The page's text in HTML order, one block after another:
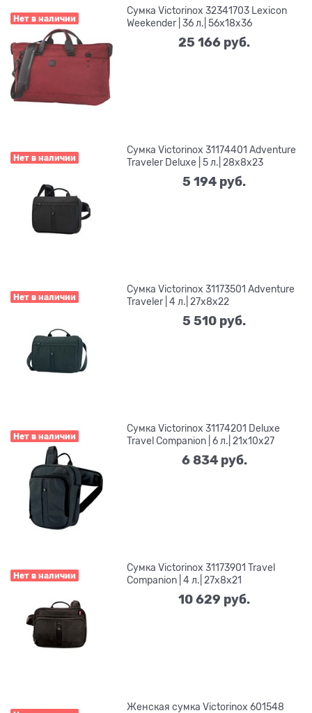
Нет в наличии
Сумка Victorinox 32341703 Lexicon
Weekender | 36 л.| 56х18х36
25 166 руб.
Нет в наличии
Сумка Victorinox 31174401 Adventure
Traveler Deluxe | 5 л.| 28х8х23
5 194 руб.
Нет в наличии
Сумка Victorinox 31173501 Adventure
Traveler | 4 л.| 27х8х22
5 510 руб.
Нет в наличии
Сумка Victorinox 31174201 Deluxe
Travel Companion | 6 л.| 21х10х27
6 834 руб.
Нет в наличии
Сумка Victorinox 31173901 Travel
Companion | 4 л.| 27х8х21
10 629 руб.
Женская сумка Victorinox 601548